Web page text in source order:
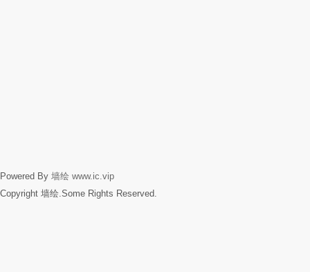
Powered By 墙绘 www.ic.vip
Copyright 墙绘.Some Rights Reserved.